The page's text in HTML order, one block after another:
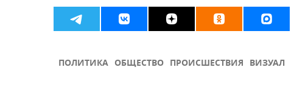
ПОЛИТИКА ОБЩЕСТВО ПРОИСШЕСТВИЯ ВИЗУАЛ